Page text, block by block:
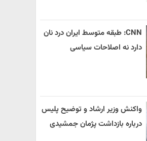
CNN: طبقه متوسط ایران درد نان
دارد نه اصلاحات سیاسی
واکنش وزیر ارشاد و توضیح پلیس
درباره بازداشت پژمان جمشیدی